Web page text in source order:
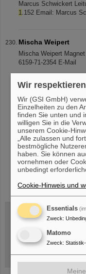
Marcus Schwickert
1.152 Email: Marcus
Mischa Weipert
Mischa Weipert
6159-71-2354 E-Mail
« .... 18 19
....
»
linkedin
Mittwoch, 19.08.2026, 14 Uhr
Warum existiert nicht einfach
Hannah Elfner,
GSI/FAIR/Goethe-Universität
Wir
Wir (GSI GmbH)
Einzelheiten zu den
finden Sie unten und
willigen Sie in die
unserem Cookie-
„Alle zulassen und
bestmögliche
haben. Sie können
vornehmen oder
unbedingt
Cookie-Hinweis und
Essentials
Zweck:
Matomo
Zweck: